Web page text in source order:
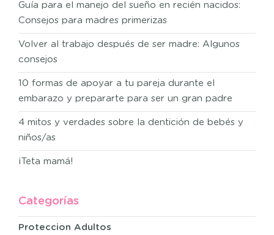
Guía para el manejo del sueño en recién nacidos:
Consejos para madres primerizas
Volver al trabajo después de ser madre: Algunos
consejos
10 formas de apoyar a tu pareja durante el
embarazo y prepararte para ser un gran padre
4 mitos y verdades sobre la dentición de bebés y
niños/as
¡Teta mamá!
Categorías
Proteccion Adultos